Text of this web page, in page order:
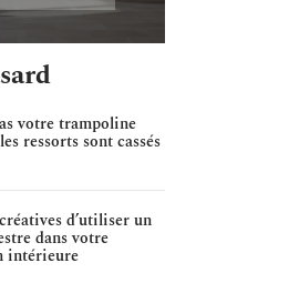
votre trampoline
ressorts sont cassés
d’utiliser un
dans votre
intérieure